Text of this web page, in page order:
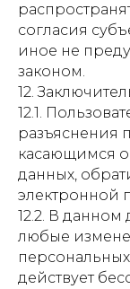
согласия
иное не
законом.
12.
12.1.
разъяснения
касающимся
данных,
электронной
12.2. В данном
любые
действует